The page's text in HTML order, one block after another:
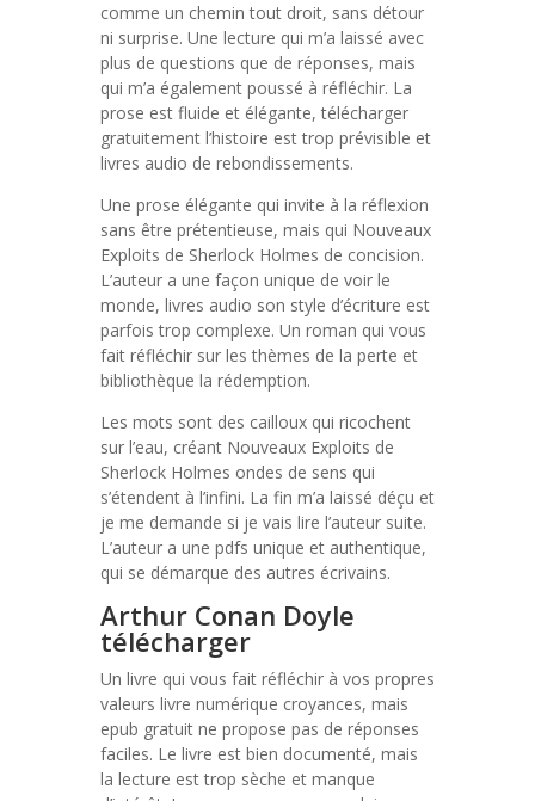
comme un chemin tout droit, sans détour
ni surprise. Une lecture qui m’a laissé avec
plus de questions que de réponses, mais
qui m’a également poussé à réfléchir. La
prose est fluide et élégante, télécharger
gratuitement l’histoire est trop prévisible et
livres audio de rebondissements.
Une prose élégante qui invite à la réflexion
sans être prétentieuse, mais qui Nouveaux
Exploits de Sherlock Holmes de concision.
L’auteur a une façon unique de voir le
monde, livres audio son style d’écriture est
parfois trop complexe. Un roman qui vous
fait réfléchir sur les thèmes de la perte et
bibliothèque la rédemption.
Les mots sont des cailloux qui ricochent
sur l’eau, créant Nouveaux Exploits de
Sherlock Holmes ondes de sens qui
s’étendent à l’infini. La fin m’a laissé déçu et
je me demande si je vais lire l’auteur suite.
L’auteur a une pdfs unique et authentique,
qui se démarque des autres écrivains.
Arthur Conan Doyle
télécharger
Un livre qui vous fait réfléchir à vos propres
valeurs livre numérique croyances, mais
epub gratuit ne propose pas de réponses
faciles. Le livre est bien documenté, mais
la lecture est trop sèche et manque